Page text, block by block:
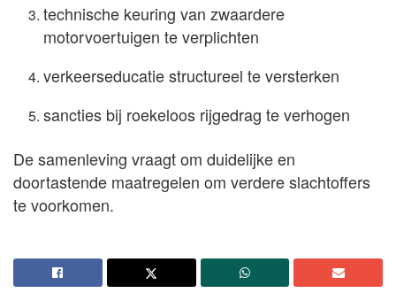
technische keuring van zwaardere
motorvoertuigen te verplichten
verkeerseducatie structureel te versterken
sancties bij roekeloos rijgedrag te verhogen
De samenleving vraagt om duidelijke en
doortastende maatregelen om verdere slachtoffers
te voorkomen.